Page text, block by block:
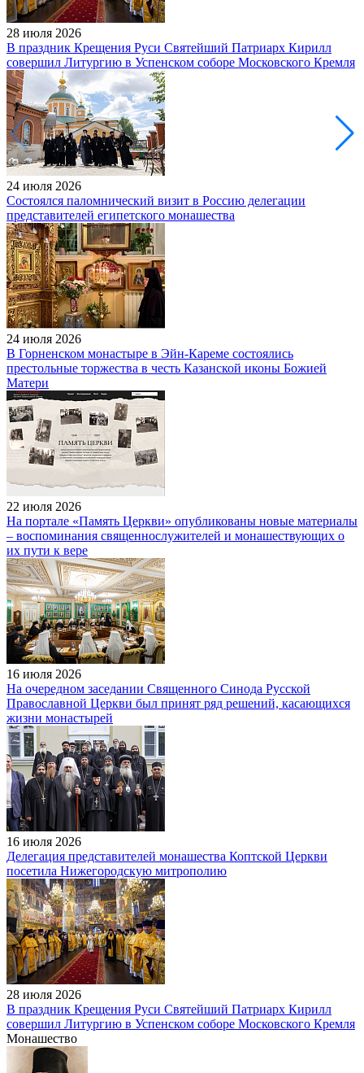
28 июля 2026
В праздник Крещения Руси Святейший Патриарх Кирилл
совершил Литургию в Успенском соборе Московского Кремля
24 июля 2026
Состоялся паломнический визит в Россию делегации
представителей египетского монашества
24 июля 2026
В Горненском монастыре в Эйн-Кареме состоялись
престольные торжества в честь Казанской иконы Божией
Матери
22 июля 2026
На портале «Память Церкви» опубликованы новые материалы
– воспоминания священнослужителей и монашествующих о
их пути к вере
16 июля 2026
На очередном заседании Священного Синода Русской
Православной Церкви был принят ряд решений, касающихся
жизни монастырей
16 июля 2026
Делегация представителей монашества Коптской Церкви
посетила Нижегородскую митрополию
28 июля 2026
В праздник Крещения Руси Святейший Патриарх Кирилл
совершил Литургию в Успенском соборе Московского Кремля
Монашество